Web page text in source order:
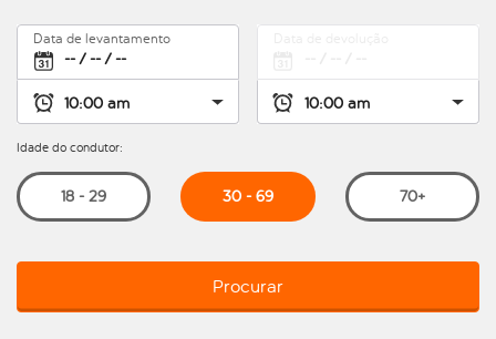
Data de levantamento
Idade do condutor:
18 - 29 30 - 69 70+
Procurar